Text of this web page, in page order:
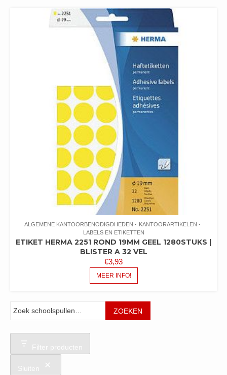
ALGEMENE KANTOORBENODIGDHEDEN
KANTOORARTIKELEN
LABELS EN ETIKETTEN
ETIKET HERMA 2251 ROND 19MM GEEL 1280STUKS |
BLISTER A 32 VEL
€3,93
MEER INFO!
ZOEKEN
Filter producten
Sluiten